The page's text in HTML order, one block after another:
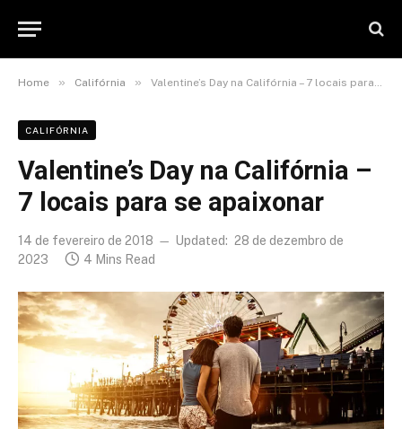
Home » Califórnia » Valentine’s Day na Califórnia – 7 locais para se apaixonar
CALIFÓRNIA
Valentine’s Day na Califórnia –
7 locais para se apaixonar
14 de fevereiro de 2018 Updated: 28 de dezembro de
2023
4 Mins Read